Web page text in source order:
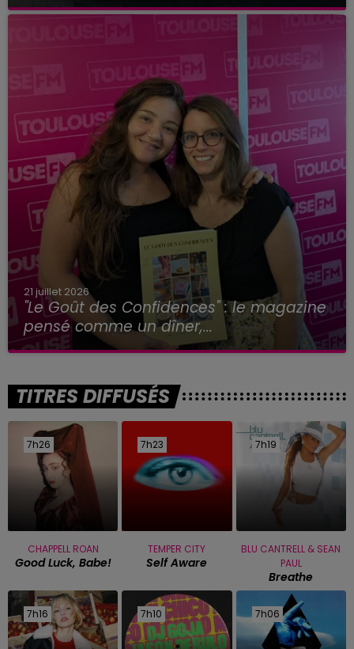
21 juillet 2026
"Le Goût des Confidences" : le magazine
pensé comme un dîner,...
TITRES DIFFUSÉS
7h26
7h26
CHAPPELL ROAN
Good Luck, Babe!
7h23
7h23
TEMPER CITY
Self Aware
7h19
7h19
BLU CANTRELL & SEAN
PAUL
Breathe
7h16
7h16 7h10
7h10 7h06
7h06